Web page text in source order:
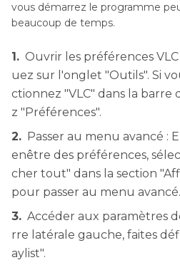
vous démarrez le programme
beaucoup de temps.
1. Ouvrir les préférences VLC
uez sur l'onglet "Outils". Si
ctionnez "VLC" dans la barre
z "Préférences".
2. Passer au menu avancé :
enêtre des préférences,
cher tout" dans la section
pour passer au menu avancé.
3. Accéder aux paramètres
rre latérale gauche, faites
aylist".